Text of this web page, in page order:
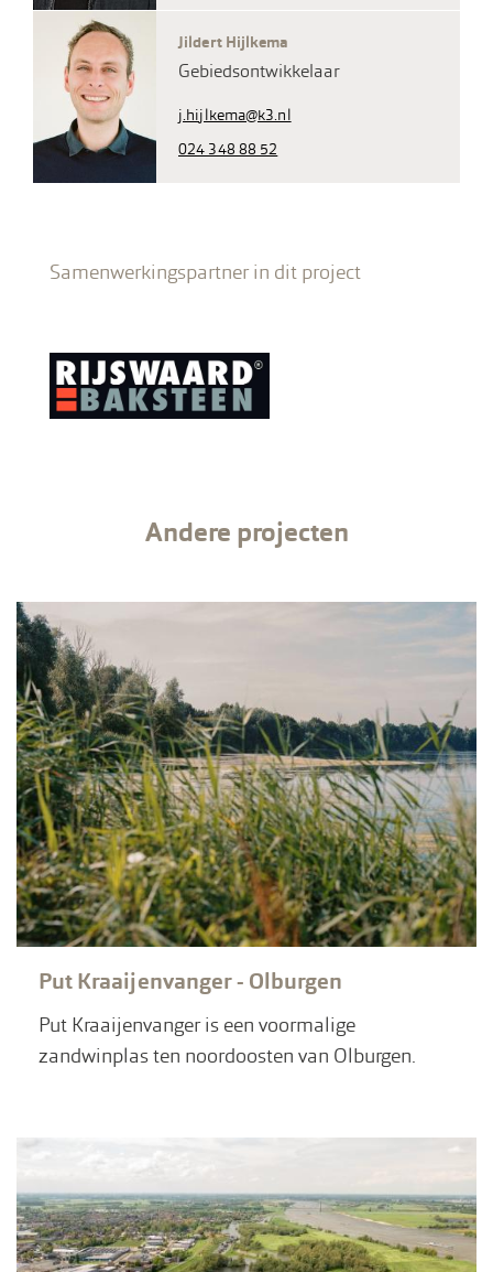
Jildert Hijlkema
Gebiedsontwikkelaar
j.hijlkema@k3.nl
024 348 88 52
Samenwerkingspartner in dit project
Andere projecten
Put Kraaijenvanger - Olburgen
Put Kraaijenvanger is een voormalige
zandwinplas ten noordoosten van Olburgen.